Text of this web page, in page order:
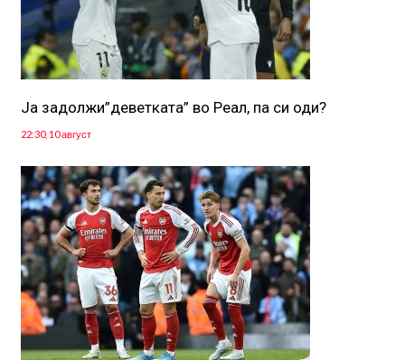
Ја задолжи”деветката” во Реал, па си оди?
22:30, 10 август